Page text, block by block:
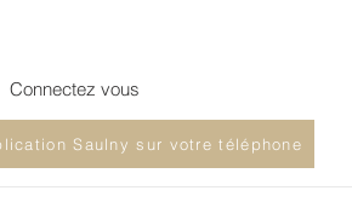
Connectez vous
Saulny sur votre téléphone